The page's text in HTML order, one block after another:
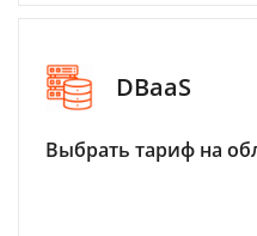
DBaaS
Выбрать тариф на